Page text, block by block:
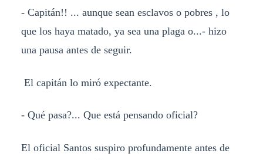
- Capitán!! ... aunque sean esclavos o pobres , lo
que los haya matado, ya sea una plaga o...- hizo
una pausa antes de seguir.
El capitán lo miró expectante.
- Qué pasa?... Que está pensando oficial?
El oficial Santos suspiro profundamente antes de